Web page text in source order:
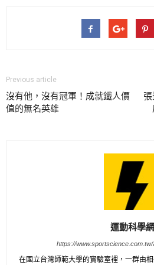
Previous article
沒有他，沒有冠軍！成就鐵人價
值的無名英雄
運動科學網
https://
在國立台灣師範大學的實驗室裡，一群由